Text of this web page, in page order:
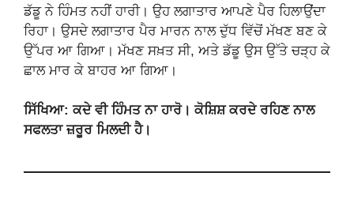
ਡੱਡੂ ਨੇ ਹਿੰਮਤ ਨਹੀਂ ਹਾਰੀ। ਉਹ ਲਗਾਤਾਰ ਆਪਣੇ ਪੈਰ ਹਿਲਾਉਂਦਾ
ਰਿਹਾ। ਉਸਦੇ ਲਗਾਤਾਰ ਪੈਰ ਮਾਰਨ ਨਾਲ ਦੁੱਧ ਵਿੱਚੋਂ ਮੱਖਣ ਬਣ ਕੇ
ਉੱਪਰ ਆ ਗਿਆ। ਮੱਖਣ ਸਖ਼ਤ ਸੀ, ਅਤੇ ਡੱਡੂ ਉਸ ਉੱਤੇ ਚੜ੍ਹ ਕੇ
ਛਾਲ ਮਾਰ ਕੇ ਬਾਹਰ ਆ ਗਿਆ।
ਸਿੱਖਿਆ: ਕਦੇ ਵੀ ਹਿੰਮਤ ਨਾ ਹਾਰੋ। ਕੋਸ਼ਿਸ਼ ਕਰਦੇ ਰਹਿਣ ਨਾਲ
ਸਫਲਤਾ ਜ਼ਰੂਰ ਮਿਲਦੀ ਹੈ।